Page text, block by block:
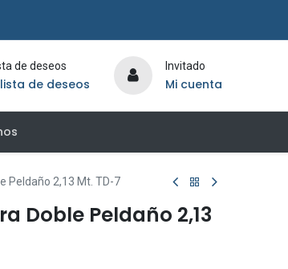
de deseos
de deseos
Invitado
Mi cuenta
Peldaño 2,13 Mt. TD-7
Doble Peldaño 2,13